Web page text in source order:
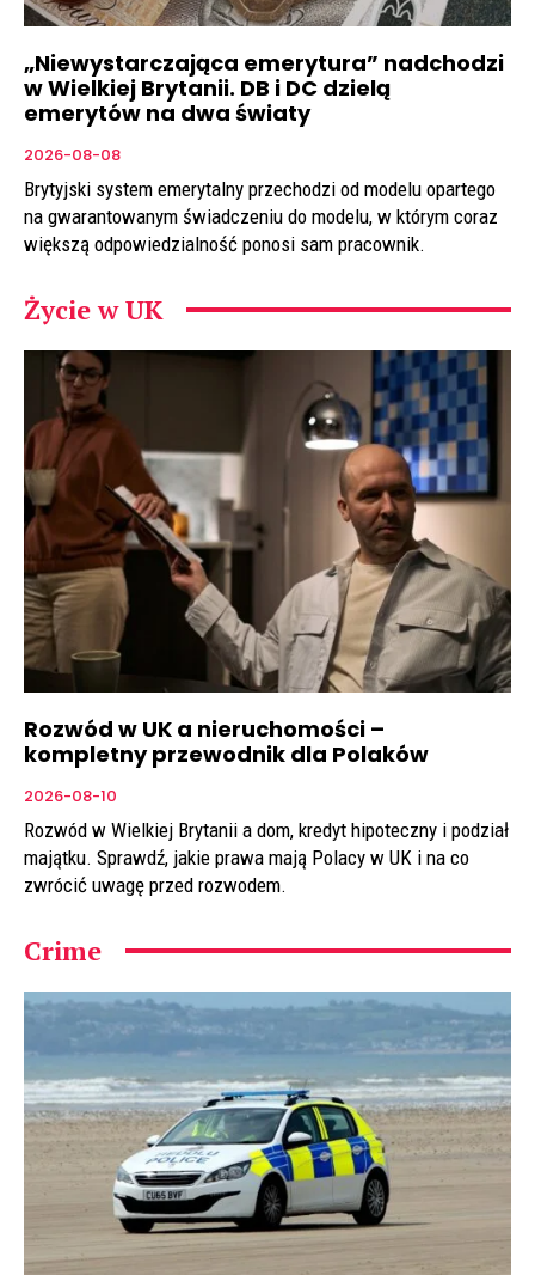
„Niewystarczająca emerytura” nadchodzi
w Wielkiej Brytanii. DB i DC dzielą
emerytów na dwa światy
2026-08-08
Brytyjski system emerytalny przechodzi od modelu opartego
na gwarantowanym świadczeniu do modelu, w którym coraz
większą odpowiedzialność ponosi sam pracownik.
Życie w UK
Rozwód w UK a nieruchomości –
kompletny przewodnik dla Polaków
2026-08-10
Rozwód w Wielkiej Brytanii a dom, kredyt hipoteczny i podział
majątku. Sprawdź, jakie prawa mają Polacy w UK i na co
zwrócić uwagę przed rozwodem.
Crime